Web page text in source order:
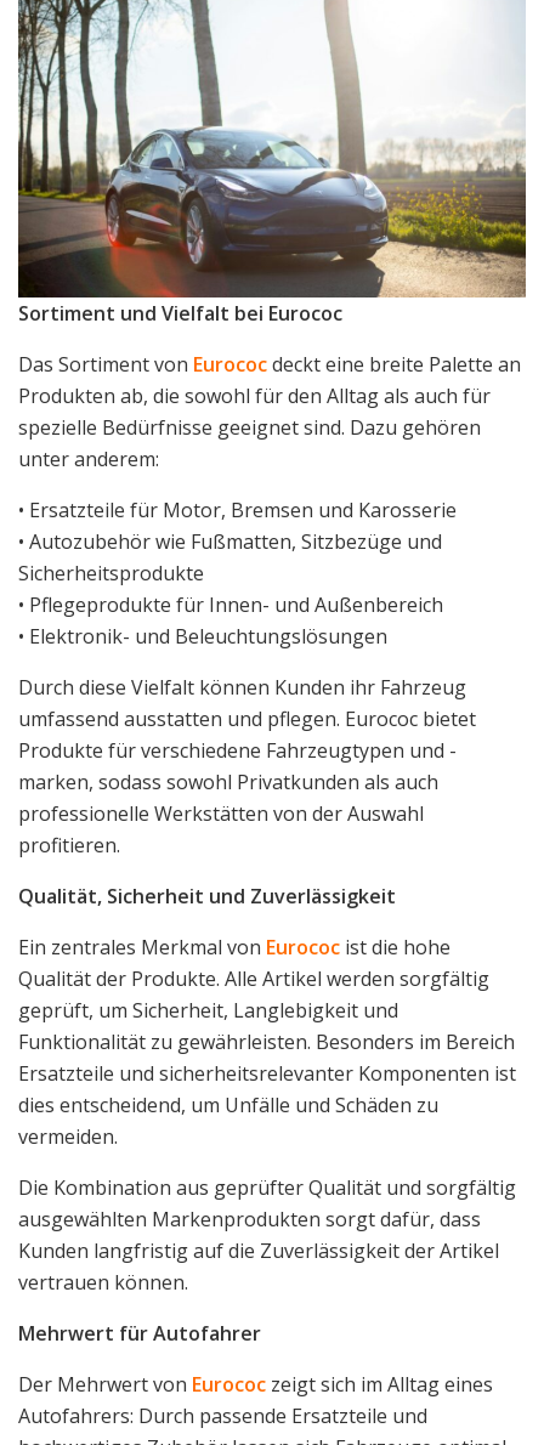
Sortiment und Vielfalt bei Eurococ
Das Sortiment von Eurococdeckt eine breite Palette an
Produkten ab, die sowohl für den Alltag als auch für
spezielle Bedürfnisse geeignet sind. Dazu gehören
unter anderem:
• Ersatzteile für Motor, Bremsen und Karosserie
• Autozubehör wie Fußmatten, Sitzbezüge und
Sicherheitsprodukte
• Pflegeprodukte für Innen- und Außenbereich
• Elektronik- und Beleuchtungslösungen
Durch diese Vielfalt können Kunden ihr Fahrzeug
umfassend ausstatten und pflegen. Eurococ bietet
Produkte für verschiedene Fahrzeugtypen und -
marken, sodass sowohl Privatkunden als auch
professionelle Werkstätten von der Auswahl
profitieren.
Qualität, Sicherheit und Zuverlässigkeit
Ein zentrales Merkmal von Eurococ ist die hohe
Qualität der Produkte. Alle Artikel werden sorgfältig
geprüft, um Sicherheit, Langlebigkeit und
Funktionalität zu gewährleisten. Besonders im Bereich
Ersatzteile und sicherheitsrelevanter Komponenten ist
dies entscheidend, um Unfälle und Schäden zu
vermeiden.
Die Kombination aus geprüfter Qualität und sorgfältig
ausgewählten Markenprodukten sorgt dafür, dass
Kunden langfristig auf die Zuverlässigkeit der Artikel
vertrauen können.
Mehrwert für Autofahrer
Der Mehrwert von Eurococ zeigt sich im Alltag eines
Autofahrers: Durch passende Ersatzteile und